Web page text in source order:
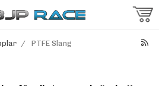
/ PTFE Slang